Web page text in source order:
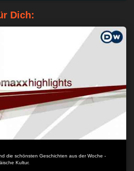
Dich:
die schönsten Geschichten aus der Woche -
Kultur.